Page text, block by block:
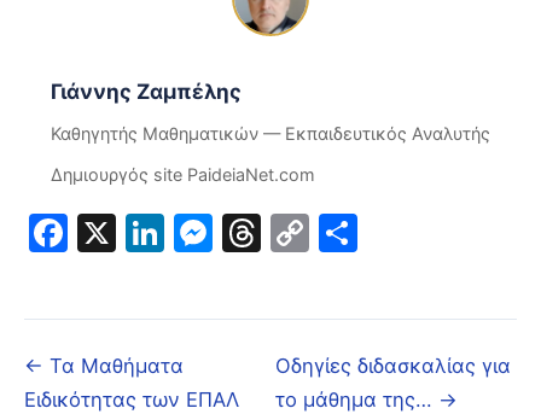
Γιάννης Ζαμπέλης
Καθηγητής Μαθηματικών — Εκπαιδευτικός Αναλυτής
Δημιουργός site PaideiaNet.com
Facebook
X LinkedIn
Messenger
Threads
Copy
← Τα Μαθήματα
Ειδικότητας των ΕΠΑΛ
Οδηγίες διδασκαλίας για
το μάθημα της… →